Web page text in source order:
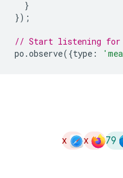
// Start listening
po.observe({type :
x
x